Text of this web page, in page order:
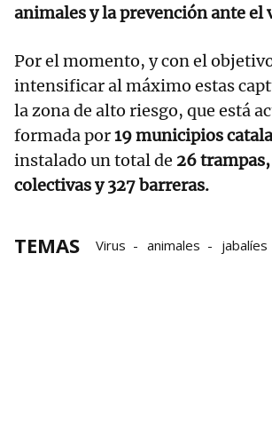
animales y la prevención ante el
Por el momento, y con el
intensificar al máximo estas
la zona de alto riesgo, que está
formada por19 municipios
instalado un total de 26
colectivas y 327 barreras.
TEMAS Virus animales
jabalíes